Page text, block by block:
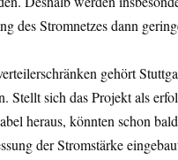
des Stromnetzes dann
gehört
Stellt sich das Projekt als
heraus, könnten schon
der Stromstärke